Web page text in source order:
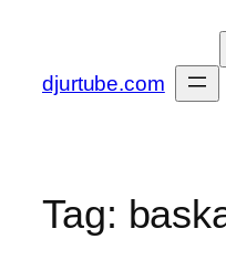
content
djurtube.com
Tag: